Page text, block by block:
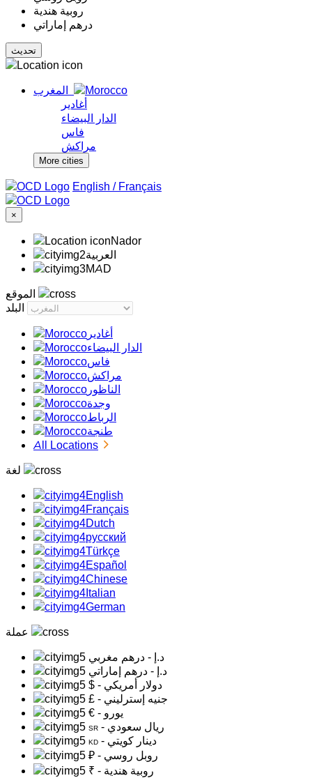
روبية هندية
درهم إماراتي
المغرب
أغادير
الدار البيضاء
فاس
مراكش
More cities
/ Français
×
Nador
‏العربية‏
MAD
أغادير
الدار البيضاء
فاس
مراكش
الناظور
وجدة
الرباط
طنجة
All Locations
English
Français
Dutch
русский
Türkçe
Español
Chinese
Italian
German
د.إ - درهم مغربي
د.إ - درهم إماراتي
$
- دولار أمريكي
£
- جنيه إسترليني
€
- يورو
SR - ريال سعودي
KD
- دينار كويتي
₽
- روبل روسي
₹
- روبية هندية